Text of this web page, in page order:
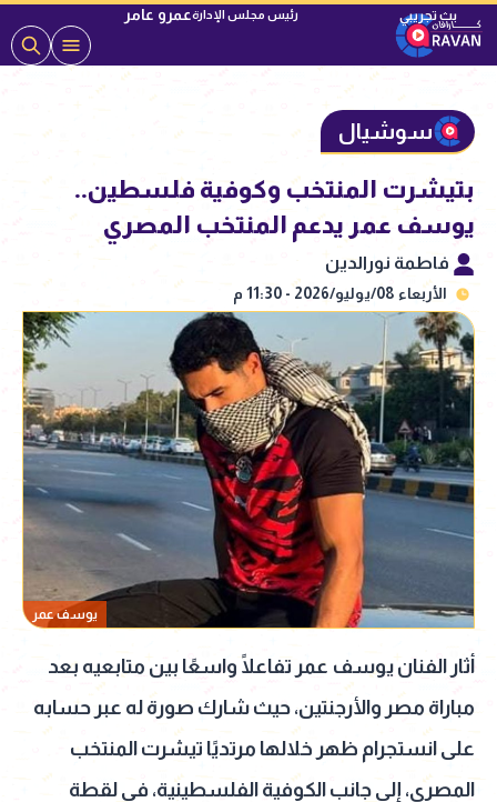
رئيس مجلس الإدارةعمرو عامر
سوشيال
بتيشرت المنتخب وكوفية فلسطين..
يوسف عمر يدعم المنتخب المصري
فاطمة نورالدين
الأربعاء 08/يوليو/2026 - 11:30 م
يوسف عمر
أثار الفنان يوسف عمر تفاعلًا واسعًا بين متابعيه بعد
مباراة مصر والأرجنتين، حيث شارك صورة له عبر حسابه
على انستجرام ظهر خلالها مرتديًا تيشرت المنتخب
المصري، إلى جانب الكوفية الفلسطينية، في لقطة